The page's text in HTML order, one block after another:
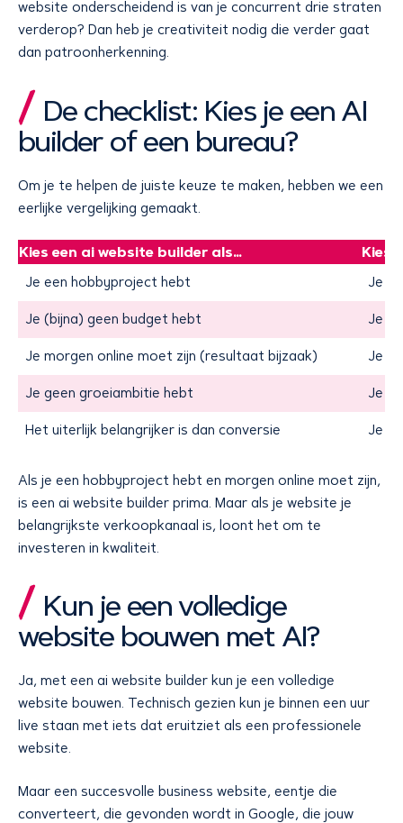
website onderscheidend is van je concurrent drie straten
verderop? Dan heb je creativiteit nodig die verder gaat
dan patroonherkenning.
De checklist: Kies je een AI
builder of een bureau?
Om je te helpen de juiste keuze te maken, hebben we een
eerlijke vergelijking gemaakt.
Kies een ai website builder als… Kies
Je een hobbyproject hebt Je
Je (bijna) geen budget hebt Je
Je morgen online moet zijn (resultaat bijzaak) Je
Je geen groeiambitie hebt Je
Het uiterlijk belangrijker is dan conversie Je
Als je een hobbyproject hebt en morgen online moet zijn,
is een ai website builder prima. Maar als je website je
belangrijkste verkoopkanaal is, loont het om te
investeren in kwaliteit.
Kun je een volledige
website bouwen met AI?
Ja, met een ai website builder kun je een volledige
website bouwen. Technisch gezien kun je binnen een uur
live staan met iets dat eruitziet als een professionele
website.
Maar een succesvolle business website, eentje die
converteert, die gevonden wordt in Google, die jouw